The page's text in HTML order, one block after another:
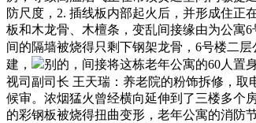
防尺度，2. 插线板内部起火后，并形成住正
板和木龙骨、木檀条，变乱间接缘由为公寓
间的隔墙被烧得只剩下钢架龙骨，6号楼二
建，
别的，间接将这栋老年公寓的60人置
视司副司长 王天瑞：养老院的粉饰拆修，
候审。浓烟猛火曾经横向延伸到了三楼多个
的彩钢板被烧得扭曲变形，老年公寓的消防